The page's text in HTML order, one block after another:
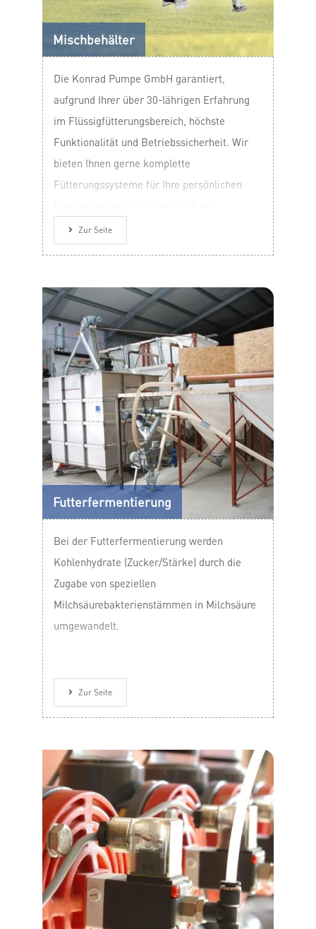
Mischbehälter
Die Konrad Pumpe GmbH garantiert,
aufgrund Ihrer über 30-lährigen Erfahrung
im Flüssigfütterungsbereich, höchste
Funktionalität und Betriebssicherheit. Wir
bieten Ihnen gerne komplette
Fütterungssysteme für Ihre persönlichen
Zur Seite
Futterfermentierung
Bei der Futterfermentierung werden
Kohlenhydrate (Zucker/Stärke) durch die
Zugabe von speziellen
Milchsäurebakterienstämmen in Milchsäure
umgewandelt.
Zur Seite